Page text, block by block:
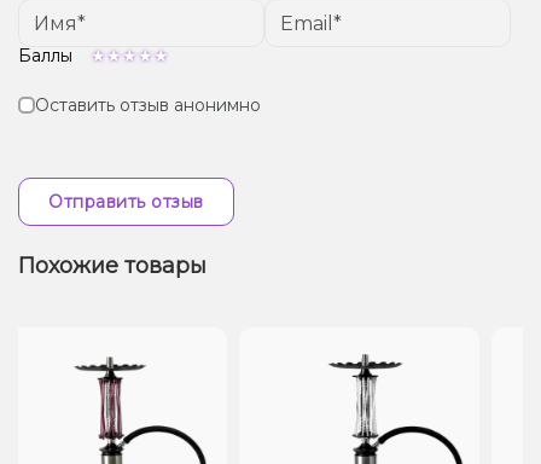
Баллы
Оставить отзыв анонимно
Отправить отзыв
Похожие товары